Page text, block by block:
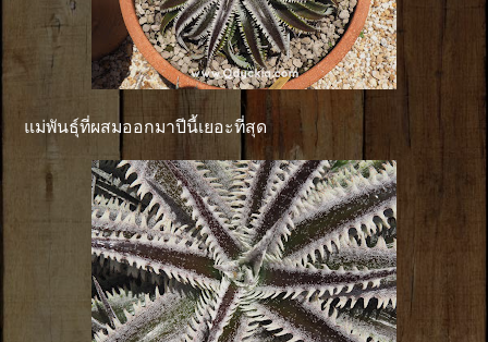
แม่พันธุ์ที่ผสมออกมาปีนี้เยอะที่สุด